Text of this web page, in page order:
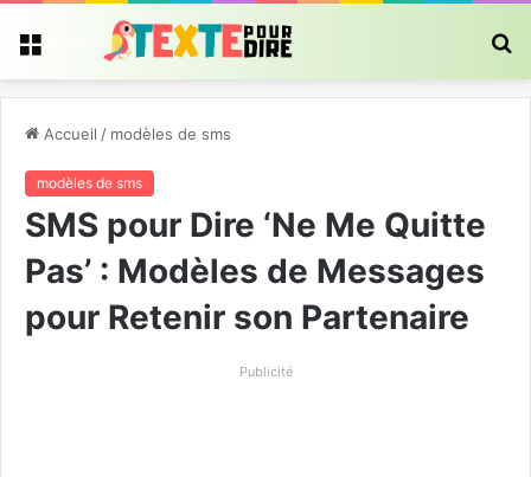
Accueil / modèles de sms
modèles de sms
SMS pour Dire ‘Ne Me Quitte
Pas’ : Modèles de Messages
pour Retenir son Partenaire
Publicité